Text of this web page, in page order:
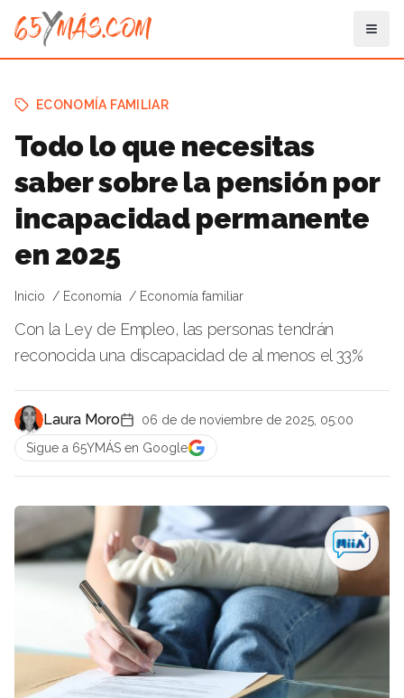
ECONOMÍA FAMILIAR
Todo lo que necesitas
saber sobre la pensión por
incapacidad permanente
en 2025
Inicio Economía Economía familiar
Con la Ley de Empleo, las personas tendrán
reconocida una discapacidad de al menos el 33%
Laura Moro
06 de de noviembre de 2025, 05:00
Sigue a 65YMÁS en Google